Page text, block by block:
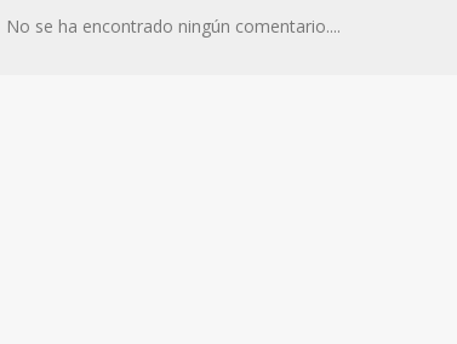
No se ha encontrado ningún comentario....